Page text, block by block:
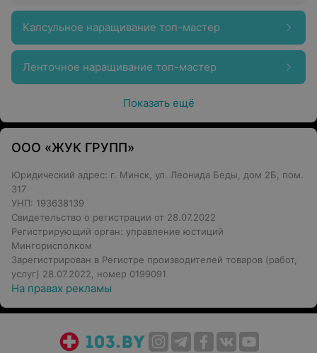
Капсульное наращивание топ-мастер
Ленточное наращивание топ-мастер
Показать ещё
ООО «ЖУК ГРУПП»
Юридический адрес: г. Минск, ул. Леонида Беды, дом 2Б, пом.
317
УНП: 193638139
Свидетельство о регистрации от 28.07.2022
Регистрирующий орган: управление юстиций
Мингорисполком
Зарегистрирован в Регистре производителей товаров (работ,
услуг) 28.07.2022, номер 0199091
На правах рекламы